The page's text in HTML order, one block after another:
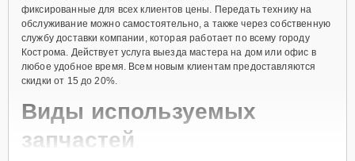
фиксированные для всех клиентов цены. Передать технику на
обслуживание можно самостоятельно, а также через собственную
службу доставки компании, которая работает по всему городу
Кострома. Действует услуга выезда мастера на дом или офис в
любое удобное время. Всем новым клиентам предоставляются
скидки от 15 до 20%.
Виды используемых
запчастей